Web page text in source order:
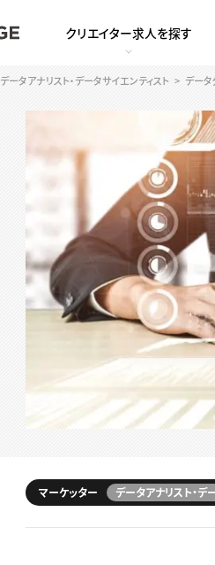
クリエイター求人を探す
データアナリスト・データサイエンティスト データ
マーケッター データアナリスト・デ